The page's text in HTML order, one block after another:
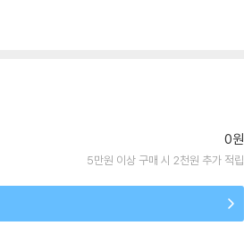
0원
5만원 이상 구매 시 2천원 추가 적립